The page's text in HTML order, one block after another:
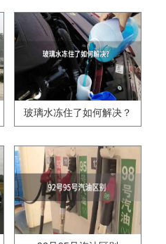
玻璃水冻住了如何解决？